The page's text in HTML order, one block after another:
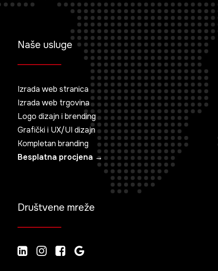
Naše usluge
Izrada web stranica
Izrada web trgovina
Logo dizajn i brending
Grafički i UX/UI dizajn
Kompletan branding
Besplatna procjena →
Društvene mreže